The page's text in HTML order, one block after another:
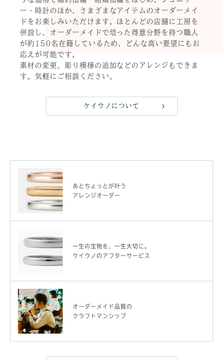
ー・時計のほか、さまざまなアイテムのオーダーメイ
ドをお楽しみいただけます。ほとんどの店舗に工房を
併設し、オーダーメイドで培った得意分野を持つ職人
が約150名在籍しているため、どんな高い要望にもお
応えが可能です。
素材の変更、彫り模様の追加などのアレンジもできま
す。気軽にご相談ください。
ケイウノについて
あとちょっとが叶う
アレンジオーダー
一生の宝物を、一生大切に。
ケイウノのアフターサービス
オーダーメイド品質の
クラフトマンシップ